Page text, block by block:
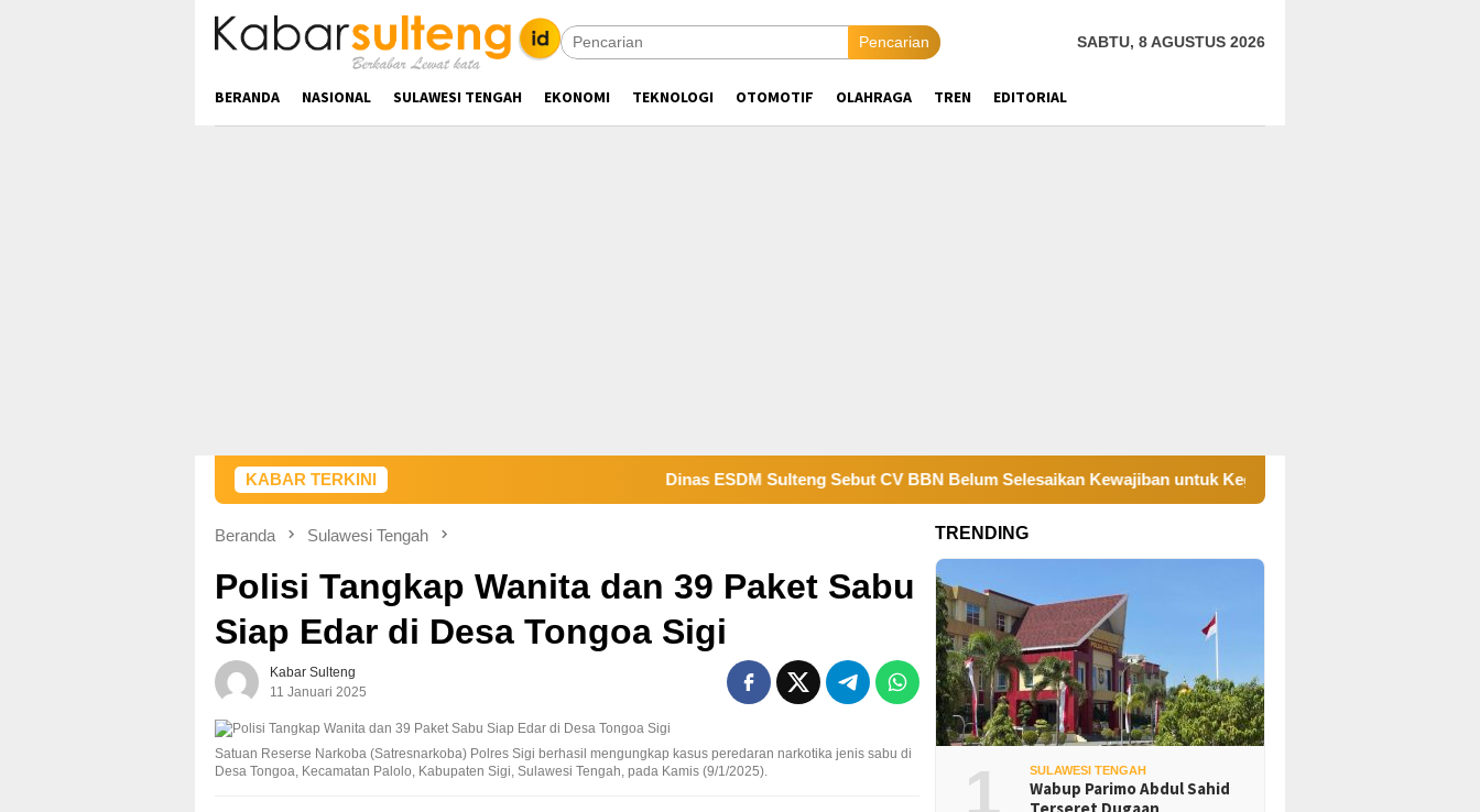
Pencarian SABTU, 8 AGUSTUS 2026
BERANDA NASIONAL SULAWESI TENGAH EKONOMI TEKNOLOGI OTOMOTIF OLAHRAGA TREN EDITORIAL
KABAR TERKINI Dinas ESDM Sulteng Sebut CV BBN Belum Selesaikan Kewajiban untuk Kegiatan Operasi
Beranda Sulawesi Tengah
Polisi Tangkap Wanita dan 39 Paket Sabu
Siap Edar di Desa Tongoa Sigi
Kabar Sulteng
11 Januari 2025
Satuan Reserse Narkoba (Satresnarkoba) Polres Sigi berhasil mengungkap kasus peredaran narkotika jenis sabu di
Desa Tongoa, Kecamatan Palolo, Kabupaten Sigi, Sulawesi Tengah, pada Kamis (9/1/2025).
TRENDING
1 SULAWESI TENGAH
Wabup Parimo Abdul Sahid